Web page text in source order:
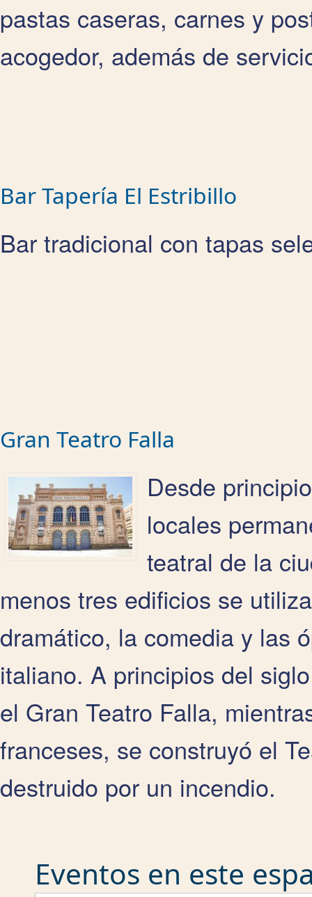
pastas caseras, carnes y
acogedor, además de
Bar Tapería El Estribillo
Bar tradicional con tapas
Gran Teatro Falla
Desde
locales
teatral de la
menos tres edificios se
dramático, la comedia y las
italiano. A principios del
el Gran Teatro Falla,
franceses, se construyó el
destruido por un incendio.
Eventos en este